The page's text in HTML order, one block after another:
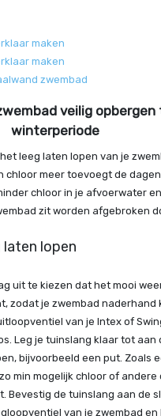
maken
maken
zwembad
veilig opbergen
winterperiode
leeg laten lopen van je
chloor meer toevoegt de dagen
chloor in je afvoerwater
zit worden afgebroken
laten lopen
uit te kiezen dat het mooi
zodat je zwembad naderhand
van je Intex of
Leg je tuinslang klaar tot aan
bijvoorbeeld een put. Zoals
min mogelijk chloor of andere
Bevestig de tuinslang aan de
van je zwembad